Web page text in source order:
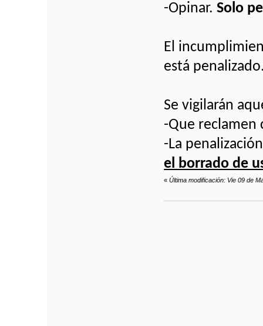
-Opinar.Solo
El
está
Se vigilarán
-Que reclamen
-La
el borrado de
«Última modificación: Vie 09 de